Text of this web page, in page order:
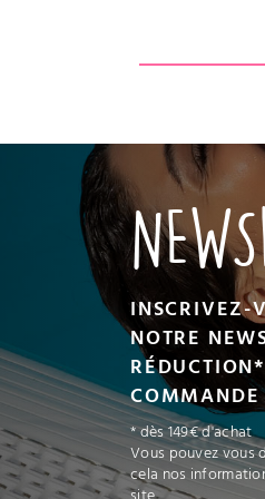
INSCRIVEZ-
NOTRE
* dès 149€ d'achat
Vous pouvez vous
cela nos